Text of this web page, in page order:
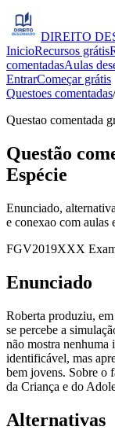
DIREITO
InicioRecursos grátis
comentadasAulas
EntrarComeçar grátis
Questoes comentadas/
Questao comentada
Questão
Espécie
Enunciado,
e conexao com aulas
FGV2019XXX
Enunciado
Roberta produziu,
se percebe a
não mostra nenhuma
identificável, mas
bem jovens. Sobre o
da Criança e do
Alternativas